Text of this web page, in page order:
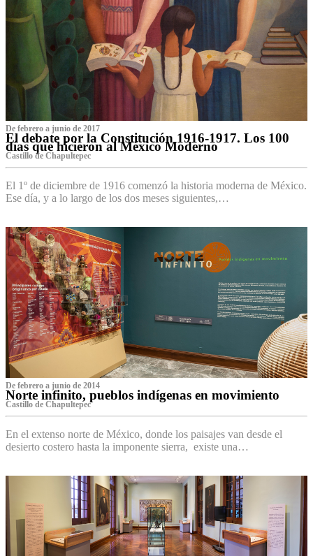
De febrero a junio de 2017
El debate por la Constitución 1916-1917. Los 100
días que hicieron al México Moderno
Castillo de Chapultepec
El 1º de diciembre de 1916 comenzó la historia moderna de México.
Ese día, y a lo largo de los dos meses siguientes,…
De febrero a junio de 2014
Norte infinito, pueblos indígenas en movimiento
Castillo de Chapultepec
En el extenso norte de México, donde los paisajes van desde el
desierto costero hasta la imponente sierra, existe una…